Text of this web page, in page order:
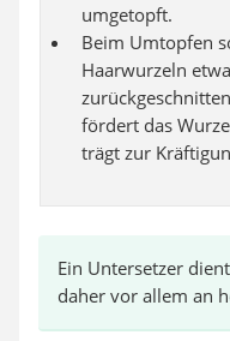
umgetopft.
Beim Umtopfen
Haarwurzeln
fördert das
trägt zur
Ein Untersetzer
daher vor allem an